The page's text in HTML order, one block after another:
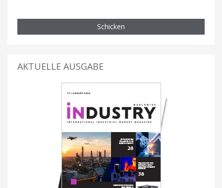
Schicken
AKTUELLE AUSGABE